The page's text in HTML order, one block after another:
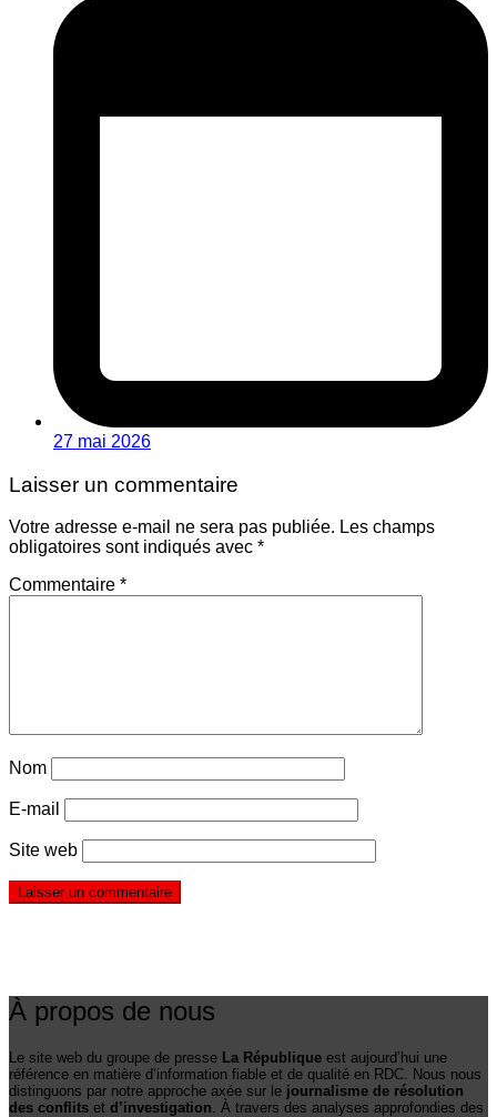
27 mai 2026
Laisser un commentaire
Votre adresse e-mail ne sera pas publiée. Les champs
obligatoires sont indiqués avec *
Commentaire *
Nom
E-mail
Site web
À propos de nous
Le site web du groupe de presse La République est aujourd’hui une
référence en matière d’information fiable et de qualité en RDC. Nous nous
distinguons par notre approche axée sur le journalisme de résolution
des conflits et d’investigation. À travers des analyses approfondies des